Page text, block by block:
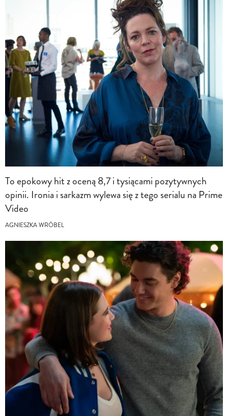
To epokowy hit z oceną 8,7 i tysiącami pozytywnych
opinii. Ironia i sarkazm wylewa się z tego serialu na Prime
Video
AGNIESZKA WRÓBEL